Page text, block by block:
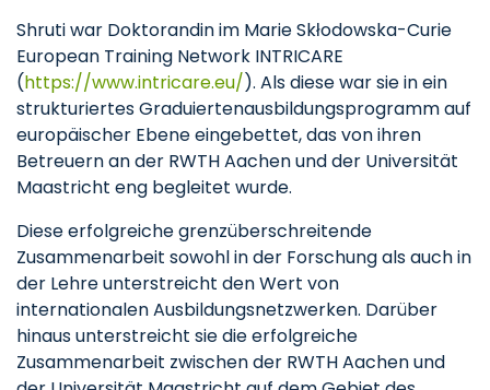
Shruti war Doktorandin im Marie Skłodowska-Curie
European Training Network INTRICARE
(https://www.intricare.eu/). Als diese war sie in ein
strukturiertes Graduiertenausbildungsprogramm auf
europäischer Ebene eingebettet, das von ihren
Betreuern an der RWTH Aachen und der Universität
Maastricht eng begleitet wurde.
Diese erfolgreiche grenzüberschreitende
Zusammenarbeit sowohl in der Forschung als auch in
der Lehre unterstreicht den Wert von
internationalen Ausbildungsnetzwerken. Darüber
hinaus unterstreicht sie die erfolgreiche
Zusammenarbeit zwischen der RWTH Aachen und